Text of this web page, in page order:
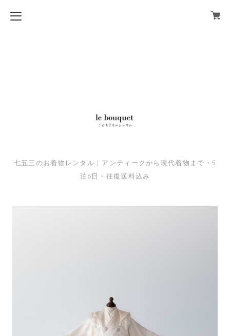
七五三のお着物レンタル｜アンティークから現代着物まで・5
泊6日・往復送料込み